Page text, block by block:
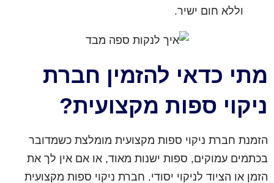
וללא חום ישיר.
מתי כדאי להזמין חברת
ניקוי ספות מקצועית?
הזמנת חברת ניקוי ספות מקצועית מומלצת כשמדובר
בכתמים עמוקים, ספות ישנות מאוד, או אם אין לך את
הזמן או הציוד לניקוי יסודי. חברת ניקוי ספות מקצועית